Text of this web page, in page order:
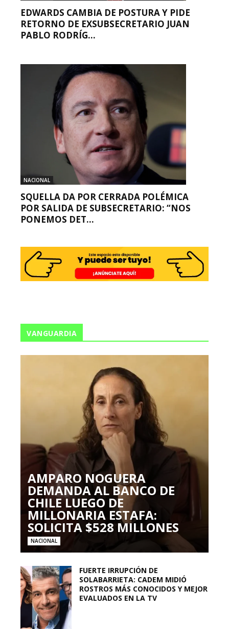
EDWARDS CAMBIA DE POSTURA Y PIDE
RETORNO DE EXSUBSECRETARIO JUAN
PABLO RODRÍG...
NACIONAL
SQUELLA DA POR CERRADA POLÉMICA
POR SALIDA DE SUBSECRETARIO: “NOS
PONEMOS DET...
VANGUARDIA
AMPARO NOGUERA
DEMANDA AL BANCO DE
CHILE LUEGO DE
MILLONARIA ESTAFA:
SOLICITA $528 MILLONES
NACIONAL
FUERTE IRRUPCIÓN DE
SOLABARRIETA: CADEM MIDIÓ
ROSTROS MÁS CONOCIDOS Y MEJOR
EVALUADOS EN LA TV